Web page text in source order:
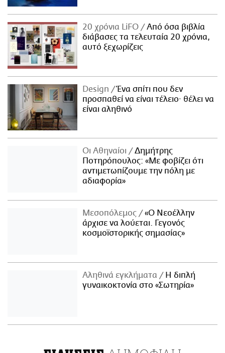
20 χρόνια LiFO
Από όσα βιβλία
διάβασες τα τελευταία 20 χρόνια,
αυτό ξεχωρίζεις
Design
Ένα σπίτι που δεν
προσπαθεί να είναι τέλειο· θέλει να
είναι αληθινό
Οι Αθηναίοι
Δημήτρης
Ποτηρόπουλος: «Με φοβίζει ότι
αντιμετωπίζουμε την πόλη με
αδιαφορία»
Μεσοπόλεμος
«Ο Νεοέλλην
άρχισε να λούεται. Γεγονός
κοσμοϊστορικής σημασίας»
Αληθινά εγκλήματα
Η διπλή
γυναικοκτονία στο «Σωτηρία»